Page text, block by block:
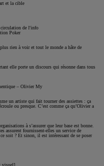
et la cible
circulation de l'info
Poker
rien à voir et tout le monde a hâte de
elle porte un discours qui résonne dans tous
– Olivier My
un artiste qui fait tourner des assiettes : ça
ou presque. C’est comme ça qu’Olivier a
à s’assurer que leur base est bonne.
assurent fournissent-elles un service de
soit ? Et sinon, il est intéressant de se poser
visuel]